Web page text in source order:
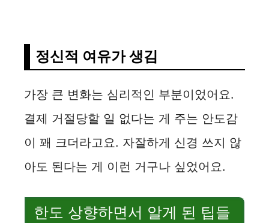
정신적 여유가 생김
가장 큰 변화는 심리적인 부분이었어요.
결제 거절당할 일 없다는 게 주는 안도감
이 꽤 크더라고요. 자잘하게 신경 쓰지 않
아도 된다는 게 이런 거구나 싶었어요.
한도 상향하면서 알게 된 팁들